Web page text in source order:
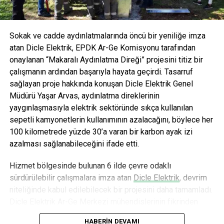
Sokak ve cadde aydınlatmalarında öncü bir yeniliğe imza
atan Dicle Elektrik, EPDK Ar-Ge Komisyonu tarafından
onaylanan “Makaralı Aydınlatma Direği” projesini titiz bir
çalışmanın ardından başarıyla hayata geçirdi. Tasarruf
sağlayan proje hakkında konuşan Dicle Elektrik Genel
Müdürü Yaşar Arvas, aydınlatma direklerinin
yaygınlaşmasıyla elektrik sektöründe sıkça kullanılan
sepetli kamyonetlerin kullanımının azalacağını, böylece her
100 kilometrede yüzde 30’a varan bir karbon ayak izi
azalması sağlanabileceğini ifade etti.
Hizmet bölgesinde bulunan 6 ilde çevre odaklı
sürdürülebilir çalışmalara imza atan Dicle Elektrik, devrim
niteliğinde kabul edilebilecek bir projesini daha tamamladı.
doğan ve 18 aylık titiz bir çalışmanın ardından hayata
HABERIN DEVAMI